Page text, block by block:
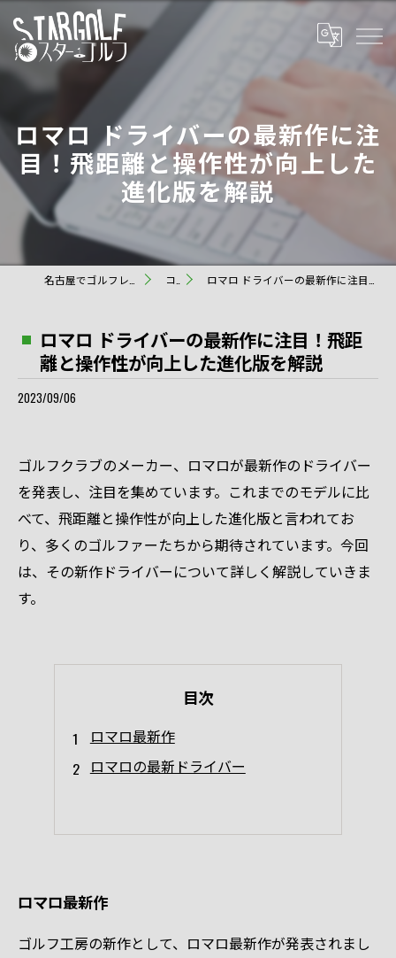
ロマロ ドライバーの最新作に注
目！飛距離と操作性が向上した
進化版を解説
コラム ロマロ ドライバーの最新作に注目！飛距離と操作性が向上した進化版を解説
ロマロ ドライバーの最新作に注目！飛距
離と操作性が向上した進化版を解説
2023/09/06
ゴルフクラブのメーカー、ロマロが最新作のドライバー
を発表し、注目を集めています。これまでのモデルに比
べて、飛距離と操作性が向上した進化版と言われてお
り、多くのゴルファーたちから期待されています。今回
は、その新作ドライバーについて詳しく解説していきま
す。
目次
ロマロ最新作
ロマロの最新ドライバー
ロマロ最新作
ゴルフ工房の新作として、ロマロ最新作が発表されまし